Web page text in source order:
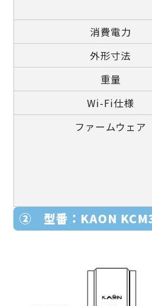
消費電力
外形寸法
重量
Wi-Fi仕様
ファームウェア
② 型番：KAON